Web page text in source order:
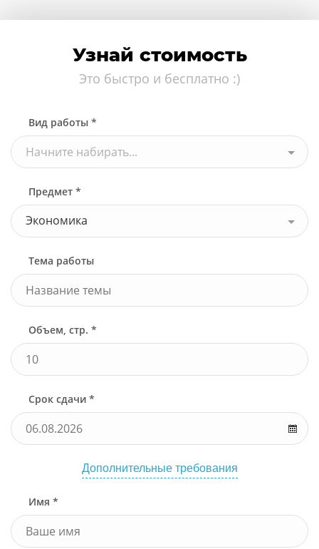
Узнай стоимость
Это быстро и бесплатно :)
Вид работы *
Начните набирать...
Предмет *
Экономика
Тема работы
Объем, стр. *
Срок сдачи *
Дополнительные требования
Имя *